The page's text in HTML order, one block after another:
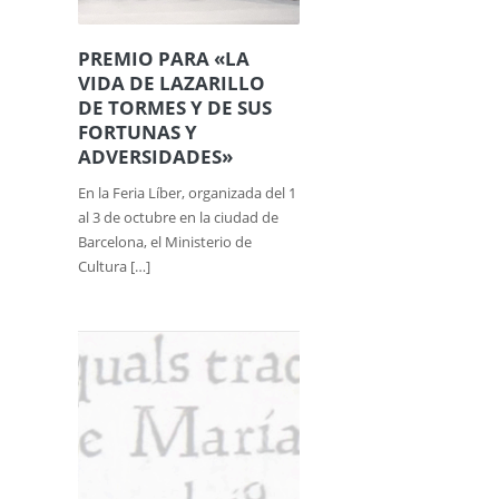
PREMIO PARA «LA
VIDA DE LAZARILLO
DE TORMES Y DE SUS
FORTUNAS Y
ADVERSIDADES»
En la Feria Líber, organizada del 1
al 3 de octubre en la ciudad de
Barcelona, el Ministerio de
Cultura […]